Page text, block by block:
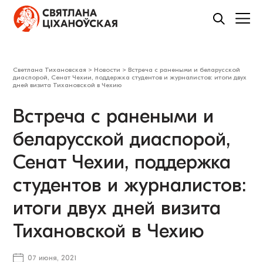
Светлана Тихановская > Новости > Встреча с ранеными и беларусской
диаспорой, Сенат Чехии, поддержка студентов и журналистов: итоги двух
дней визита Тихановской в Чехию
Встреча с ранеными и
беларусской диаспорой,
Сенат Чехии, поддержка
студентов и журналистов:
итоги двух дней визита
Тихановской в Чехию
07 июня, 2021